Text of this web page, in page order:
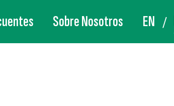
Sobre Nosotros EN